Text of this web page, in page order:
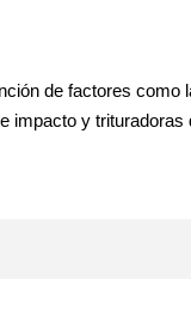
de factores
impacto y trituradoras